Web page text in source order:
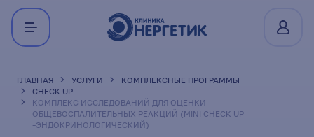
ГЛАВНАЯ УСЛУГИ
КОМПЛЕКСНЫЕ ПРОГРАММЫ
CHECK UP
КОМПЛЕКС ИССЛЕДОВАНИЙ ДЛЯ ОЦЕНКИ
ОБЩЕВОСПАЛИТЕЛЬНЫХ РЕАКЦИЙ (MINI CHECK UP
-ЭНДОКРИНОЛОГИЧЕСКИЙ)